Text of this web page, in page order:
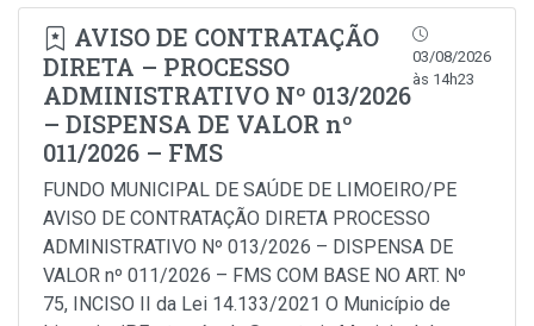
AVISO DE CONTRATAÇÃO
DIRETA – PROCESSO
ADMINISTRATIVO Nº 013/2026
– DISPENSA DE VALOR nº
011/2026 – FMS
03/08/2026
às 14h23
FUNDO MUNICIPAL DE SAÚDE DE LIMOEIRO/PE
AVISO DE CONTRATAÇÃO DIRETA PROCESSO
ADMINISTRATIVO Nº 013/2026 – DISPENSA DE
VALOR nº 011/2026 – FMS COM BASE NO ART. Nº
75, INCISO II da Lei 14.133/2021 O Município de